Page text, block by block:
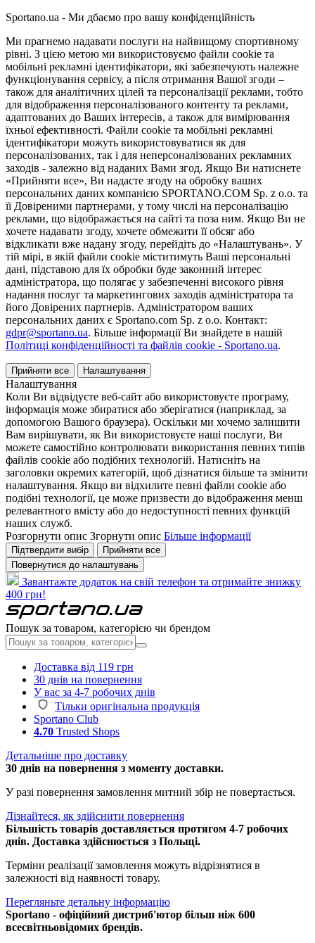
Sportano.ua - Ми дбаємо про вашу конфіденційність
Ми прагнемо надавати послуги на найвищому спортивному
рівні. З цією метою ми використовуємо файли cookie та
мобільні рекламні ідентифікатори, які забезпечують належне
функціонування сервісу, а після отримання Вашої згоди –
також для аналітичних цілей та персоналізації реклами, тобто
для відображення персоналізованого контенту та реклами,
адаптованих до Ваших інтересів, а також для вимірювання
їхньої ефективності. Файли cookie та мобільні рекламні
ідентифікатори можуть використовуватися як для
персоналізованих, так і для неперсоналізованих рекламних
заходів - залежно від наданих Вами згод. Якщо Ви натиснете
«Прийняти все», Ви надасте згоду на обробку ваших
персональних даних компанією SPORTANO.COM Sp. z o.o. та
її Довіреними партнерами, у тому числі на персоналізацію
реклами, що відображається на сайті та поза ним. Якщо Ви не
хочете надавати згоду, хочете обмежити її обсяг або
відкликати вже надану згоду, перейдіть до «Налаштувань». У
тій мірі, в якій файли cookie міститимуть Ваші персональні
дані, підставою для їх обробки буде законний інтерес
адміністратора, що полягає у забезпеченні високого рівня
надання послуг та маркетингових заходів адміністратора та
його Довірених партнерів. Адміністратором ваших
персональних даних є Sportano.com Sp. z o.o. Контакт:
gdpr@sportano.ua. Більше інформації Ви знайдете в нашій
Політиці конфіденційності та файлів cookie - Sportano.ua.
Прийняти все Налаштування
Налаштування
Коли Ви відвідуєте веб-сайт або використовуєте програму,
інформація може збиратися або зберігатися (наприклад, за
допомогою Вашого браузера). Оскільки ми хочемо залишити
Вам вирішувати, як Ви використовуєте наші послуги, Ви
можете самостійно контролювати використання певних типів
файлів cookie або подібних технологій. Натисніть на
заголовки окремих категорій, щоб дізнатися більше та змінити
налаштування. Якщо ви відхилите певні файли cookie або
подібні технології, це може призвести до відображення менш
релевантного вмісту або до недоступності певних функцій
наших служб.
Розгорнути опис Згорнути опис Більше інформації
Підтвердити вибір
Прийняти все
Повернутися до налаштувань
Завантажте додаток на свій телефон та отримайте знижку
400 грн!
Пошук за товаром, категорією чи брендом
Доставка від 119 грн
30 днів на повернення
У вас за 4-7 робочих днів
Тільки оригінальна продукція
Sportano Club
4.70 Trusted Shops
Детальніше про доставку
30 днів на повернення з моменту доставки.
У разі повернення замовлення митний збір не повертається.
Дізнайтеся, як здійснити повернення
Більшість товарів доставляється протягом 4-7 робочих
днів. Доставка здійснюється з Польщі.
Терміни реалізації замовлення можуть відрізнятися в
залежності від наявності товару.
Перегляньте детальну інформацію
Sportano - офіційний дистриб'ютор більш ніж 600
всесвітньовідомих брендів.